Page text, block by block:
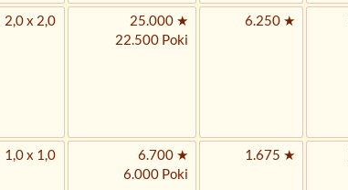
2,0 x 2,0
25.000 ★
22.500 Poki
6.250 ★
1,0 x 1,0
6.700 ★
6.000 Poki
1.675 ★